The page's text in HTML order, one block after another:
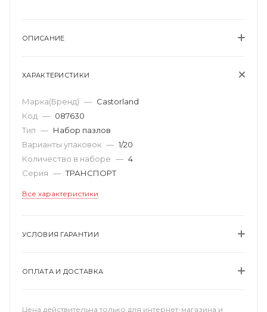
ОПИСАНИЕ
ХАРАКТЕРИСТИКИ
Марка(Бренд) — Castorland
Код — 087630
Тип — Набор пазлов
Варианты упаковок — 1/20
Количество в наборе — 4
Серия — ТРАНСПОРТ
Все характеристики
УСЛОВИЯ ГАРАНТИИ
ОПЛАТА И ДОСТАВКА
Цена действительна только для интернет-магазина и